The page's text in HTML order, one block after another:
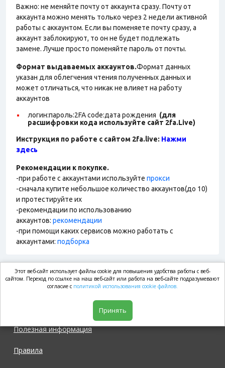
Важно: не меняйте почту от аккаунта сразу. Почту от
аккаунта можно менять только через 2 недели активной
работы с аккаунтом. Если вы поменяете почту сразу, а
аккаунт заблокируют, то он не будет подлежать
замене. Лучше просто поменяйте пароль от почты.
Формат выдаваемых аккаунтов.Формат данных
указан для облегчения чтения полученных данных и
может отличаться, что никак не влияет на работу
аккаунтов
логин:пароль:2FAcode:дата рождения (для
расшифровки кода используйте сайт 2fa.Live)
Инструкция по работе с сайтом 2fa.live: Нажми
здесь
Рекомендации к покупке.
-при работе с аккаунтами используйте прокси
-сначала купите небольшое количество аккаунтов(до 10)
и протестируйте их
-рекомендации по использованию
аккаунтов: рекомендации
-при помощи каких сервисов можно работать с
аккаунтами: подборка
market.com
Полезная информация
Правила
Этот веб-сайт использует файлы cookie для повышения удобства работы с веб-
сайтом. Переход по ссылке на наш веб-сайт или работа на веб-сайте подразумевают
согласие с политикой использования cookie файлов.
Принять